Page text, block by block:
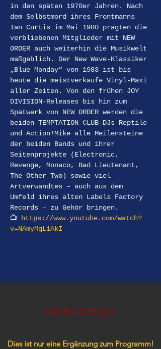
in den späten 1970er Jahren. Nach
dem Selbstmord ihres Frontmanns
Ian Curtis im Mai 1980 prägten die
verbliebenen Mitglieder mit NEW
ORDER auch weiterhin die Musikwelt
maßgeblich. Der New Wave-Klassiker
„Blue Monday“ von 1983 ist bis
heute die meistverkaufe Vinyl-Maxi
aller Zeiten. Von den frühen JOY
DIVISION-Releases bis hin zum
Spätwerk von NEW ORDER werden die
beiden TEMPTATION CLUB-DJs Reptile
und Action!Mike alle Meilensteine
der beiden Bands und ihrer
Seitenprojekte (Electronic,
Revenge, Monaco, Bad Lieutenant,
The Other Two) sowie viel
Artverwandtes – auch aus dem
Umfeld ihres alten Labels Factory
Records – zu Gehör bringen.
📺
https://www.youtube.com/watch?
v=NAmyMqL1AkI
VORSCHAU
Dies ist nur eine Ergänzung zum Programm!